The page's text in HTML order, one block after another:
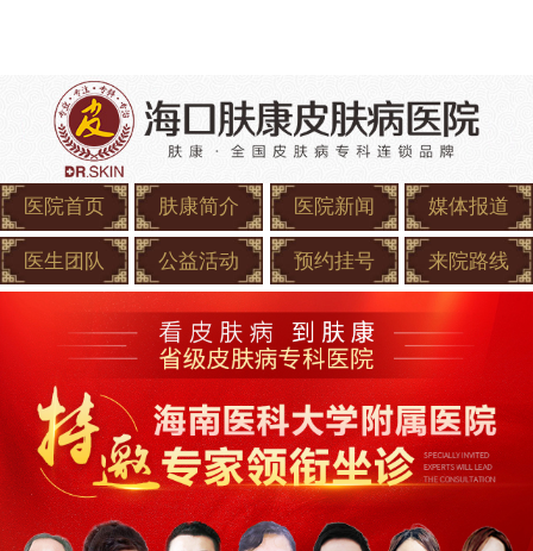
医院首页 肤康简介 医院新闻 媒体报道
医生团队 公益活动 预约挂号 来院路线